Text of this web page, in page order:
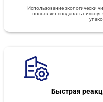
Использование экологически
позволяет создавать
Быстрая